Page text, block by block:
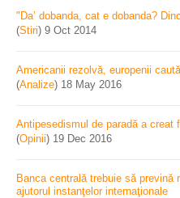
"Da’ dobanda, cat e dobanda?
(Stiri) 9 Oct 2014
Americanii rezolvă, europenii
(Analize) 18 May 2016
Antipesedismul de paradă a creat
(Opinii) 19 Dec 2016
Banca centrală trebuie să
ajutorul instanţelor internaţionale